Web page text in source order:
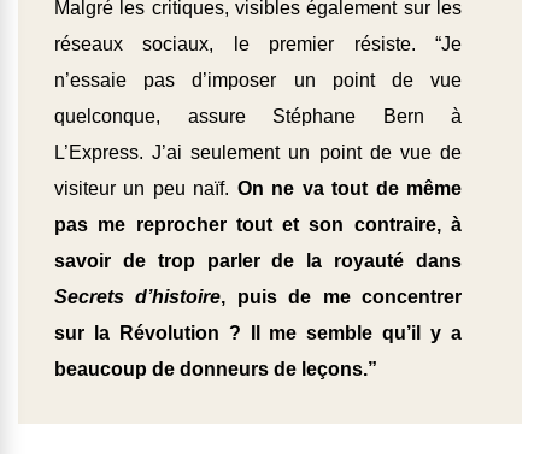
Malgré les critiques, visibles également sur les
réseaux sociaux, le premier résiste. “Je
n’essaie pas d’imposer un point de vue
quelconque, assure Stéphane Bern à
L’Express. J’ai seulement un point de vue de
visiteur un peu naïf. On ne va tout de même
pas me reprocher tout et son contraire, à
savoir de trop parler de la royauté dans
Secrets d’histoire, puis de me concentrer
sur la Révolution ? Il me semble qu’il y a
beaucoup de donneurs de leçons.”